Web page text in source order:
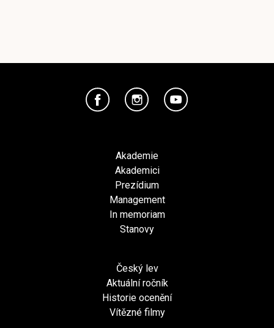
Akademie
Akademici
Prezídium
Management
In memoriam
Stanovy
Český lev
Aktuální ročník
Historie ocenění
Vítězné filmy